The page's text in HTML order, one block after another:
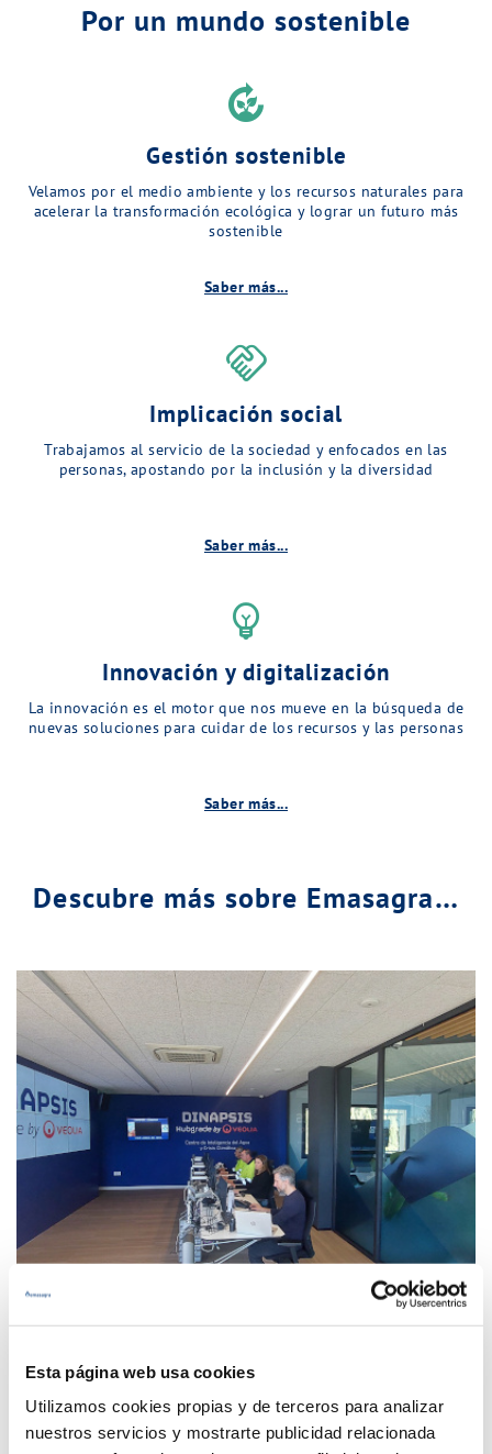
Esta página web usa cookies
Utilizamos cookies propias y de terceros para analizar
nuestros servicios y mostrarte publicidad relacionada
Por un mundo sostenible
compost
Gestión sostenible
Velamos por el medio ambiente y los recursos naturales para
acelerar la transformación ecológica y lograr un futuro más
sostenible
Saber más...
handshake
Implicación social
Trabajamos al servicio de la sociedad y enfocados en las
personas, apostando por la inclusión y la diversidad
Saber más...
emoji_objects
Innovación y digitalización
La innovación es el motor que nos mueve en la búsqueda de
nuevas soluciones para cuidar de los recursos y las personas
Saber más...
Descubre más sobre Emasagra…
Apostamos por la transformación digital para hacer
frente a los retos que nos presenta el cambio